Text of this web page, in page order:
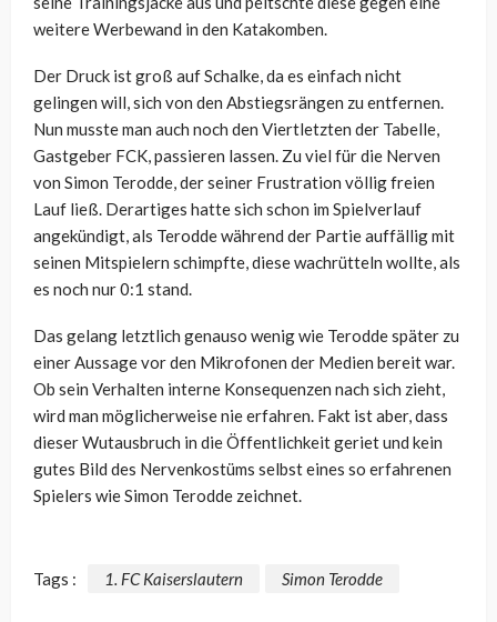
weitere Werbewand in den Katakomben.
Der Druck ist groß auf Schalke, da es einfach nicht
gelingen will, sich von den Abstiegsrängen zu entfernen.
Nun musste man auch noch den Viertletzten der Tabelle,
Gastgeber FCK, passieren lassen. Zu viel für die Nerven
von Simon Terodde, der seiner Frustration völlig freien
Lauf ließ. Derartiges hatte sich schon im Spielverlauf
angekündigt, als Terodde während der Partie auffällig mit
seinen Mitspielern schimpfte, diese wachrütteln wollte, als
es noch nur 0:1 stand.
Das gelang letztlich genauso wenig wie Terodde später zu
einer Aussage vor den Mikrofonen der Medien bereit war.
Ob sein Verhalten interne Konsequenzen nach sich zieht,
wird man möglicherweise nie erfahren. Fakt ist aber, dass
dieser Wutausbruch in die Öffentlichkeit geriet und kein
gutes Bild des Nervenkostüms selbst eines so erfahrenen
Spielers wie Simon Terodde zeichnet.
Tags : 1. FC Kaiserslautern Simon Terodde